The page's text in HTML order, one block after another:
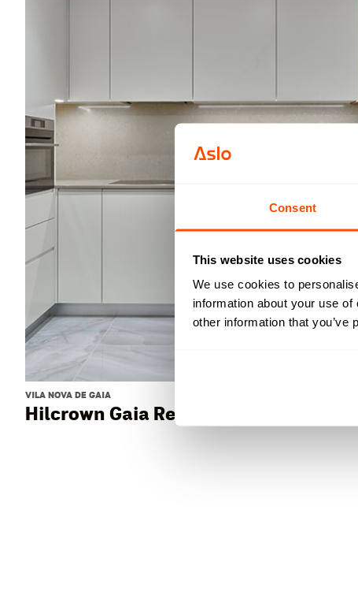
Consent
This website uses cookies
We use cookies to
information about your use
other information that you’ve
VILA NOVA DE GAIA
Hilcrown Gaia Residence